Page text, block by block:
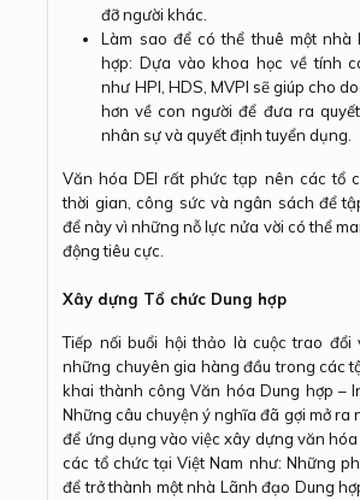
đỡ người khác.
Làm sao để có thể thuê một nhà
hợp: Dựa vào khoa học về tính
như HPI, HDS, MVPI sẽ giúp cho
hơn về con người để đưa ra
nhân sự và quyết định tuyển dụng.
Văn hóa DEI rất phức tạp nên các tổ
thời gian, công sức và ngân sách để
để này vì những nỗ lực nửa vời có thể
động tiêu cực.
Xây dựng Tổ chức Dung hợp
Tiếp nối buổi hội thảo là cuộc trao đổi
những chuyên gia hàng đầu trong các
khai thành công Văn hóa Dung hợp –
Những câu chuyện ý nghĩa đã gợi mở ra
để ứng dụng vào việc xây dựng văn
các tổ chức tại Việt Nam như: Những
để trở thành một nhà Lãnh đạo Dung